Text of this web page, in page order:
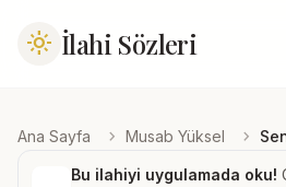
light_mode İlahi Sözleri
Ana Sayfa chevron_right Musab Yüksel chevron_right
Bu ilahiyi uygulamada oku!